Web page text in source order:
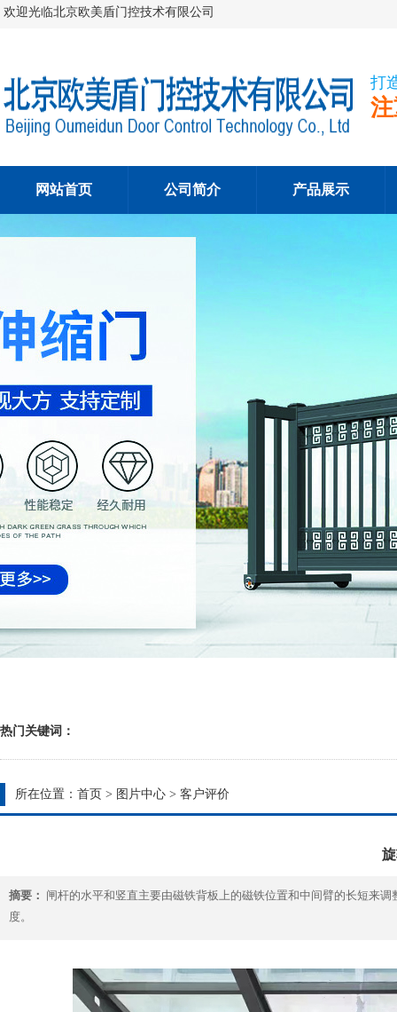
欢迎光临北京欧美盾门控技术有限公司
打
网站首页 公司简介 产品展示
热门关键词：
所在位置： 首页 > 图片中心 > 客户评价
摘要： 闸杆的水平和竖直主要由磁铁背板上的磁铁位置和中间臂的长短来
度。